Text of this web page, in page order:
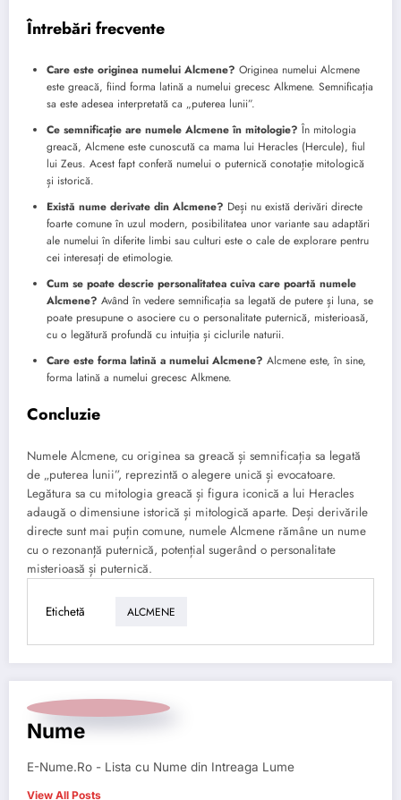
Întrebări frecvente
Care este originea numelui Alcmene? Originea numelui Alcmene
este greacă, fiind forma latină a numelui grecesc Alkmene. Semnificația
sa este adesea interpretată ca „puterea lunii”.
Ce semnificație are numele Alcmene în mitologie? În mitologia
greacă, Alcmene este cunoscută ca mama lui Heracles (Hercule), fiul
lui Zeus. Acest fapt conferă numelui o puternică conotație mitologică
și istorică.
Există nume derivate din Alcmene? Deși nu există derivări directe
foarte comune în uzul modern, posibilitatea unor variante sau adaptări
ale numelui în diferite limbi sau culturi este o cale de explorare pentru
cei interesați de etimologie.
Cum se poate descrie personalitatea cuiva care poartă numele
Alcmene? Având în vedere semnificația sa legată de putere și luna, se
poate presupune o asociere cu o personalitate puternică, misterioasă,
cu o legătură profundă cu intuiția și ciclurile naturii.
Care este forma latină a numelui Alcmene? Alcmene este, în sine,
forma latină a numelui grecesc Alkmene.
Concluzie
Numele Alcmene, cu originea sa greacă și semnificația sa legată
de „puterea lunii”, reprezintă o alegere unică și evocatoare.
Legătura sa cu mitologia greacă și figura iconică a lui Heracles
adaugă o dimensiune istorică și mitologică aparte. Deși derivările
directe sunt mai puțin comune, numele Alcmene rămâne un nume
cu o rezonanță puternică, potențial sugerând o personalitate
misterioasă și puternică.
Etichetă ALCMENE
Nume
E-Nume.Ro - Lista cu Nume din Intreaga Lume
View All Posts